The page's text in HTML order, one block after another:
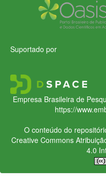
Suportado por
Empresa Brasileira de
https://
O conteúdo do
Creative Commons
4.0